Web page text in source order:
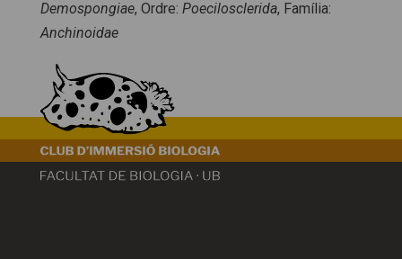
Demospongiae, Ordre: Poecilosclerida, Família:
Anchinoidae